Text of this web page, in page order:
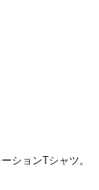
ションTシャツ。